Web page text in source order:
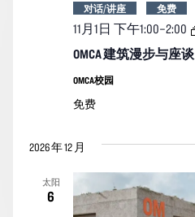
OMCA 建筑漫步与座谈
11月1日 下午1:00–2:00
对话/讲座 免费
OMCA校园
免费
2026 年 12 月
太阳
6